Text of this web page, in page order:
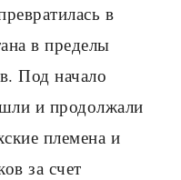
в
в пределы
Под начало
и продолжали
племена и
за счет